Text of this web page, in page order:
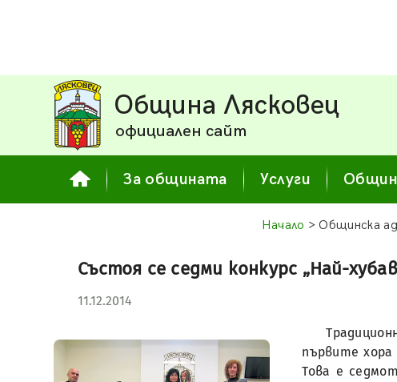
Община Лясковец
официален сайт
За общината Услуги
Начало > Общинска
Състоя се седми конкурс „Най-
11.12.2014
първите
Това е